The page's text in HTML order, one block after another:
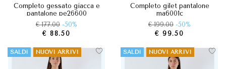
completo gessato giacca e
pantalone pe26600
€ 177.00 -50%
€ 88.50
completo gilet pantalone
ma6001c
€ 199.00 -50%
€ 99.50
SALDI NUOVI ARRIVI SALDI NUOVI ARRIVI